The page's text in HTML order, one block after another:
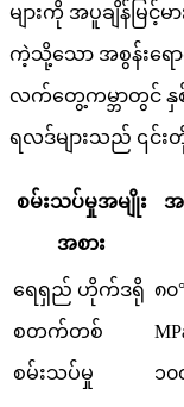
များကို အပူချိန်မြင့်မ
ကဲ့သို့သော အစွန်းရော
လက်တွေ့ကမ္ဘာတွင် နှစ်
ရလဒ်များသည် ၎င်
စမ်းသပ်မှုအမျိုး
အစား
အ
ရေရှည် ဟိုက်ဒရို
စတက်တစ်
စမ်းသပ်မှု
၈၀
၁၀